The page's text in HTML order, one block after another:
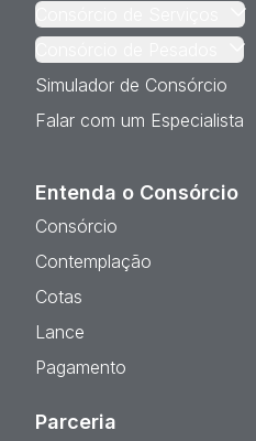
Simulador de Consórcio
Falar com um Especialista
Entenda o Consórcio
Consórcio
Contemplação
Cotas
Lance
Pagamento
Parceria